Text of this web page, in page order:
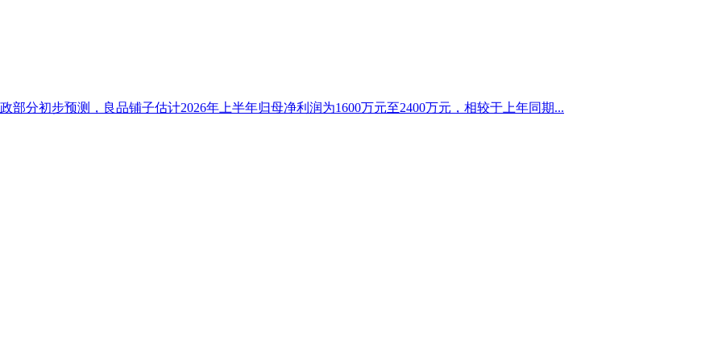
分初步预测，良品铺子估计2026年上半年归母净利润为1600万元至2400万元，相较于上年同期...